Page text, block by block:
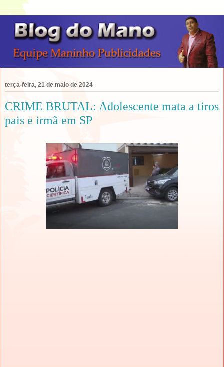
terça-feira, 21 de maio de 2024
CRIME BRUTAL: Adolescente mata a tiros
pais e irmã em SP